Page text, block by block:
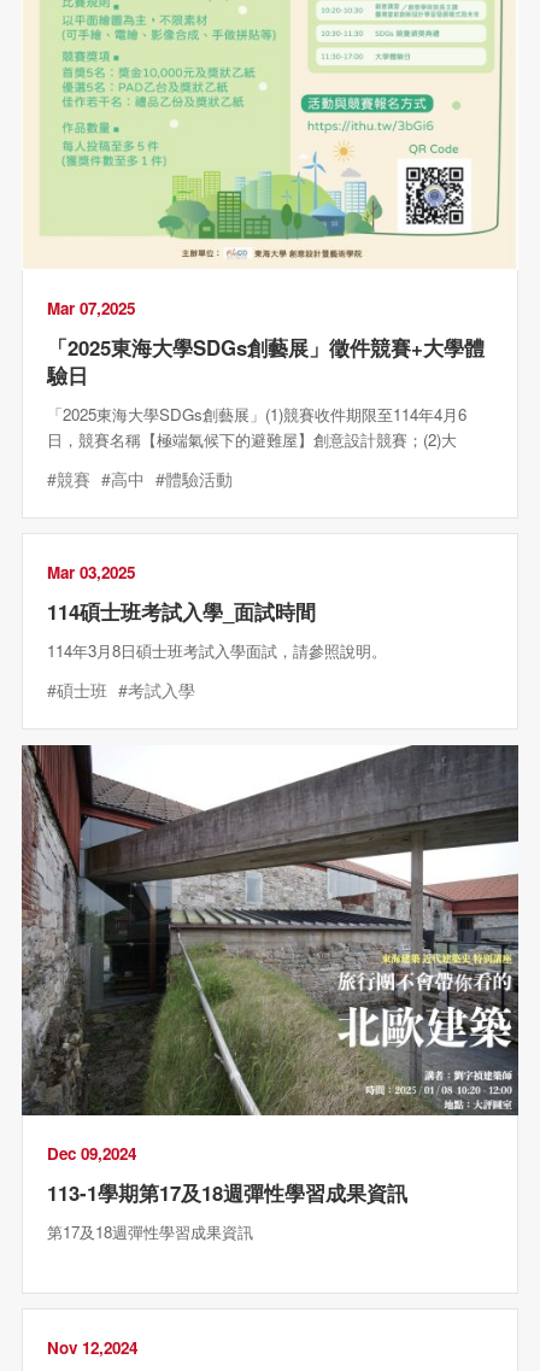
Mar 07,2025
「2025東海大學SDGs創藝展」徵件競賽+大學體
驗日
「2025東海大學SDGs創藝展」(1)競賽收件期限至114年4月6
日，競賽名稱【極端氣候下的避難屋】創意設計競賽；(2)大
#競賽 #高中 #體驗活動
Mar 03,2025
114碩士班考試入學_面試時間
114年3月8日碩士班考試入學面試，請參照說明。
#碩士班 #考試入學
Dec 09,2024
113-1學期第17及18週彈性學習成果資訊
第17及18週彈性學習成果資訊
Nov 12,2024